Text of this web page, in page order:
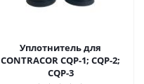
Уплотнитель для
CONTRACOR CQP-1; CQP-2;
CQP-3